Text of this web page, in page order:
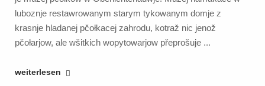
luboznje restawrowanym starym tykowanym domje z
krasnje hladanej pčołkacej zahrodu, kotraž nic jenož
pčołarjow, ale wšitkich wopytowarjow přeprošuje ...
"Wanderung
weiterlesen